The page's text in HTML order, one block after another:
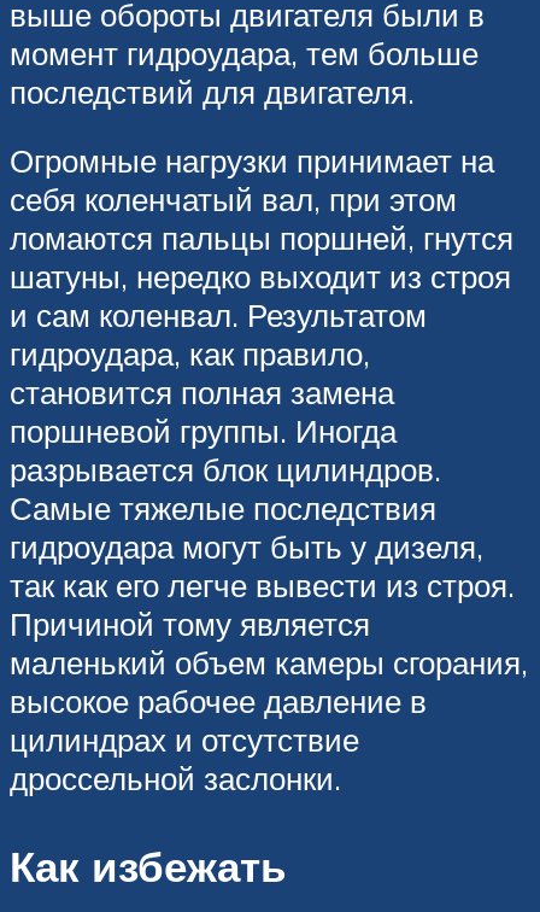
выше обороты двигателя были в
момент гидроудара, тем больше
последствий для двигателя.
Огромные нагрузки принимает на
себя коленчатый вал, при этом
ломаются пальцы поршней, гнутся
шатуны, нередко выходит из строя
и сам коленвал. Результатом
гидроудара, как правило,
становится полная замена
поршневой группы. Иногда
разрывается блок цилиндров.
Самые тяжелые последствия
гидроудара могут быть у дизеля,
так как его легче вывести из строя.
Причиной тому является
маленький объем камеры сгорания,
высокое рабочее давление в
цилиндрах и отсутствие
дроссельной заслонки.
Как избежать